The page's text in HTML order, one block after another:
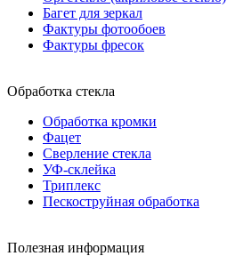
Багет для зеркал
Фактуры фотообоев
Фактуры фресок
Обработка стекла
Обработка кромки
Фацет
Сверление стекла
УФ-склейка
Триплекс
Пескоструйная обработка
Полезная информация